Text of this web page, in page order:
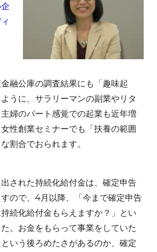
融公庫の調査結果にも「趣味起
うに、サラリーマンの副業やリタ
婦のパート感覚での起業も近年増
性創業セミナーでも「扶養の範囲
割合でおられます。
された持続化給付金は、確定申告
ので、4月以降、「今まで確定申告
続化給付金もらえますか？」とい
。お金をもらって事業をしていた
いう後ろめたさがあるのか、確定